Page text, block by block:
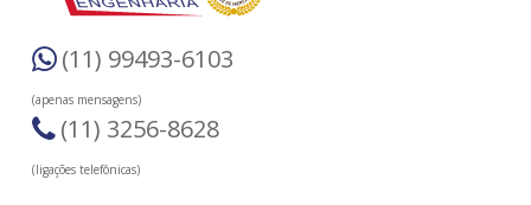
(11) 99493-6103
(apenas mensagens)
(11) 3256-8628
(ligações telefônicas)